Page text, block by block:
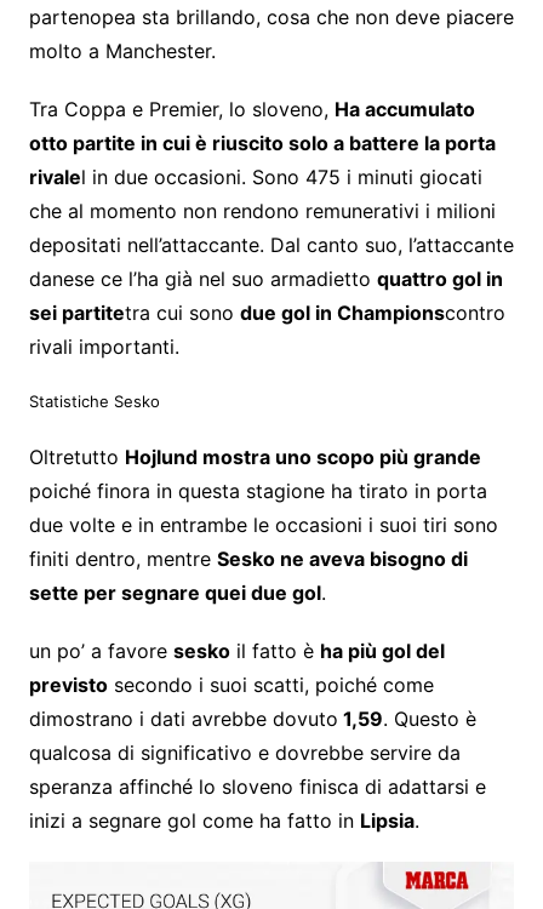
partenopea sta brillando, cosa che non deve piacere
molto a Manchester.
Tra Coppa e Premier, lo sloveno, Ha accumulato
otto partite in cui è riuscito solo a battere la porta
rivalel in due occasioni. Sono 475 i minuti giocati
che al momento non rendono remunerativi i milioni
depositati nell’attaccante. Dal canto suo, l’attaccante
danese ce l’ha già nel suo armadietto quattro gol in
sei partitetra cui sono due gol in Championscontro
rivali importanti.
Statistiche Sesko
Oltretutto Hojlund mostra uno scopo più grande
poiché finora in questa stagione ha tirato in porta
due volte e in entrambe le occasioni i suoi tiri sono
finiti dentro, mentre Sesko ne aveva bisogno di
sette per segnare quei due gol.
un po’ a favore seskoil fatto è ha più gol del
previstosecondo i suoi scatti, poiché come
dimostrano i dati avrebbe dovuto 1,59. Questo è
qualcosa di significativo e dovrebbe servire da
speranza affinché lo sloveno finisca di adattarsi e
inizi a segnare gol come ha fatto in Lipsia.